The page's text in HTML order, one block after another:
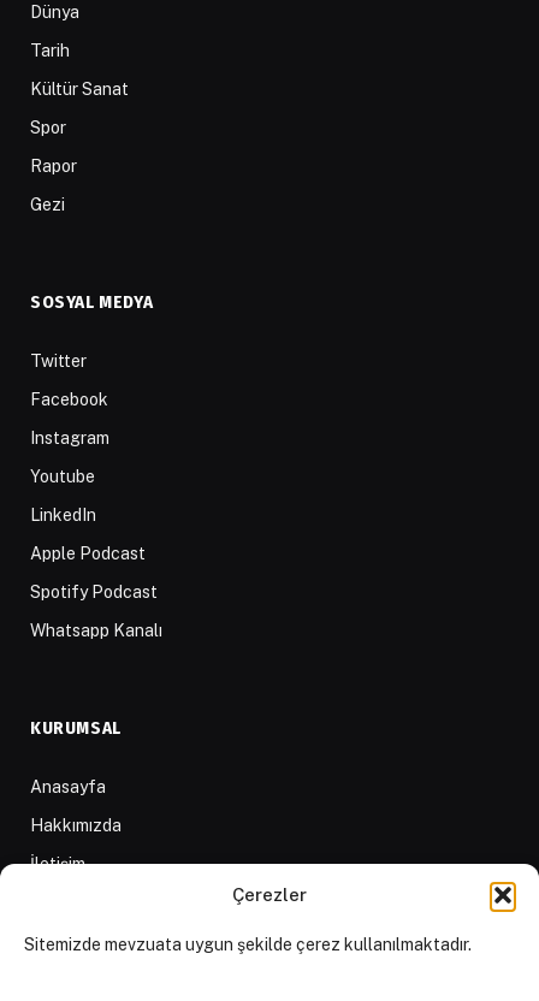
Çerezler
Sitemizde mevzuata uygun şekilde çerez kullanılmaktadır.
Dünya
Tarih
Kültür Sanat
Spor
Rapor
Gezi
SOSYAL MEDYA
Twitter
Facebook
Instagram
Youtube
LinkedIn
Apple Podcast
Spotify Podcast
Whatsapp Kanalı
KURUMSAL
Anasayfa
Hakkımızda
İletişim
D84 Yayınları